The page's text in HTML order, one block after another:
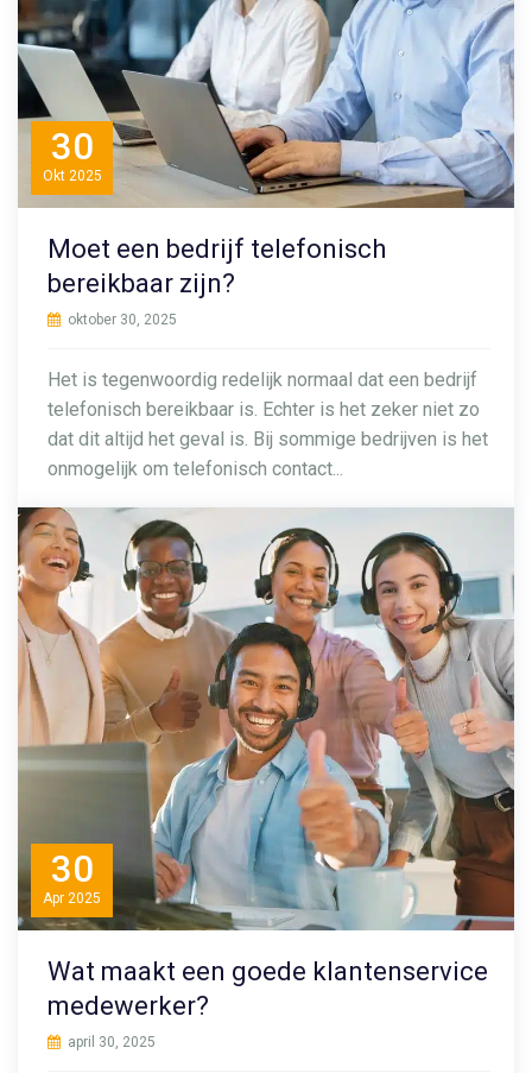
30
Okt 2025
Moet een bedrijf telefonisch
bereikbaar zijn?
oktober 30, 2025
Het is tegenwoordig redelijk normaal dat een bedrijf
telefonisch bereikbaar is. Echter is het zeker niet zo
dat dit altijd het geval is. Bij sommige bedrijven is het
onmogelijk om telefonisch contact...
30
Apr 2025
Wat maakt een goede klantenservice
medewerker?
april 30, 2025